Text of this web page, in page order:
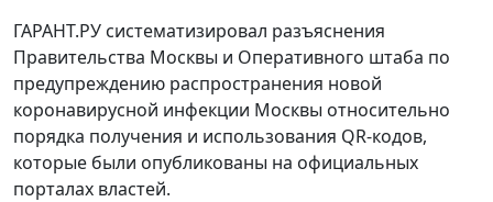
ГАРАНТ.РУ систематизировал разъяснения
Правительства Москвы и Оперативного штаба по
предупреждению распространения новой
коронавирусной инфекции Москвы относительно
порядка получения и использования QR-кодов,
которые были опубликованы на официальных
порталах властей.